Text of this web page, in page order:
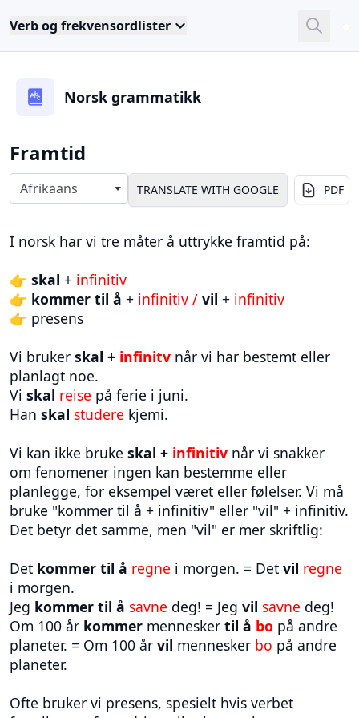
Verb og frekvensordlister
Close
Norsk grammatikk
Framtid
Select langauges
Afrikaans PDF
I norsk har vi tre måter å uttrykke framtid på:
👉 skal + infinitiv
👉 kommer til å + infinitiv / vil + infinitiv
👉 presens
Vi bruker skal + infinitv når vi har bestemt eller
planlagt noe.
Vi skal reise på ferie i juni.
Han skal studere kjemi.
Vi kan ikke bruke skal + infinitiv når vi snakker
om fenomener ingen kan bestemme eller
planlegge, for eksempel været eller følelser. Vi må
bruke "kommer til å + infinitiv" eller "vil" + infinitiv.
Det betyr det samme, men "vil" er mer skriftlig:
Det kommer til å regne i morgen. = Det vil regne
i morgen.
Jeg kommer til å savne deg! = Jeg vil savne deg!
Om 100 år kommer mennesker til å bo på andre
planeter. = Om 100 år vil mennesker bo på andre
planeter.
Ofte bruker vi presens, spesielt hvis verbet